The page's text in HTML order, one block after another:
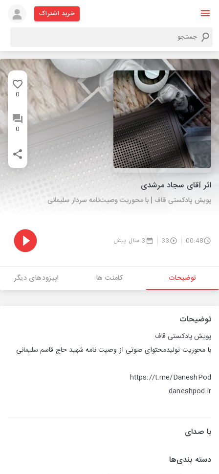
خرید اشتراک
0
0
اثر آقای سجاد مرشدی
پویش پادکستی قاف | با محوریت وصیت‌نامه سردار سلیمانی
00:48
33 3 سال پیش
توضیحات کامنت ها اپیزودهای دیگر
توضیحات
پویش پادکستی قاف
با محوریت تولیدمحتوای صوتی از وصیت نامه شهید حاج قاسم سلیمانی
https://t.me/DaneshPod
daneshpod.ir
با صدای
دسته بندی‌ها